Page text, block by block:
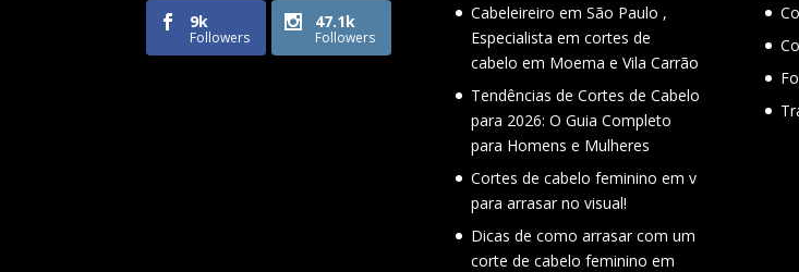
9k
Followers
47.1k
Followers
Cabeleireiro em São Paulo ,
Especialista em cortes de
cabelo em Moema e Vila Carrão
Tendências de Cortes de Cabelo
para 2026: O Guia Completo
para Homens e Mulheres
Cortes de cabelo feminino em v
para arrasar no visual!
Dicas de como arrasar com um
corte de cabelo feminino em